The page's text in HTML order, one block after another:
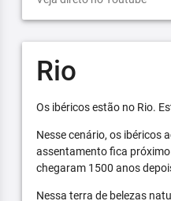
Rio
Os ibéricos estão no Rio.
Nesse cenário, os ibéricos
assentamento fica
chegaram 1500 anos
Nessa terra de belezas